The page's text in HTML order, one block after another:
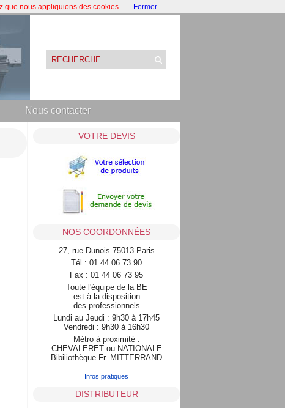
Nous contacter
VOTRE DEVIS
NOS COORDONNÉES
27, rue Dunois 75013 Paris
Tél : 01 44 06 73 90
Fax : 01 44 06 73 95
Toute l'équipe de la BE
est à la disposition
des professionnels
Lundi au Jeudi : 9h30 à 17h45
Vendredi : 9h30 à 16h30
Métro à proximité :
CHEVALERET ou NATIONALE
Bibiliothèque Fr. MITTERRAND
Infos pratiques
DISTRIBUTEUR
que nous appliquions des cookies Fermer